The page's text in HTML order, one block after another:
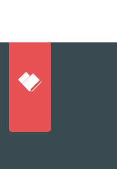
Пресс-воллы
Флип-Флоп портрет